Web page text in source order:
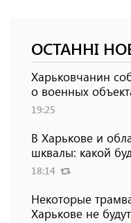
ОСТАННІ
Харьковчанин
о военных
19:25
В Харькове и
шквалы: какой
18:14
Некоторые
Харькове не